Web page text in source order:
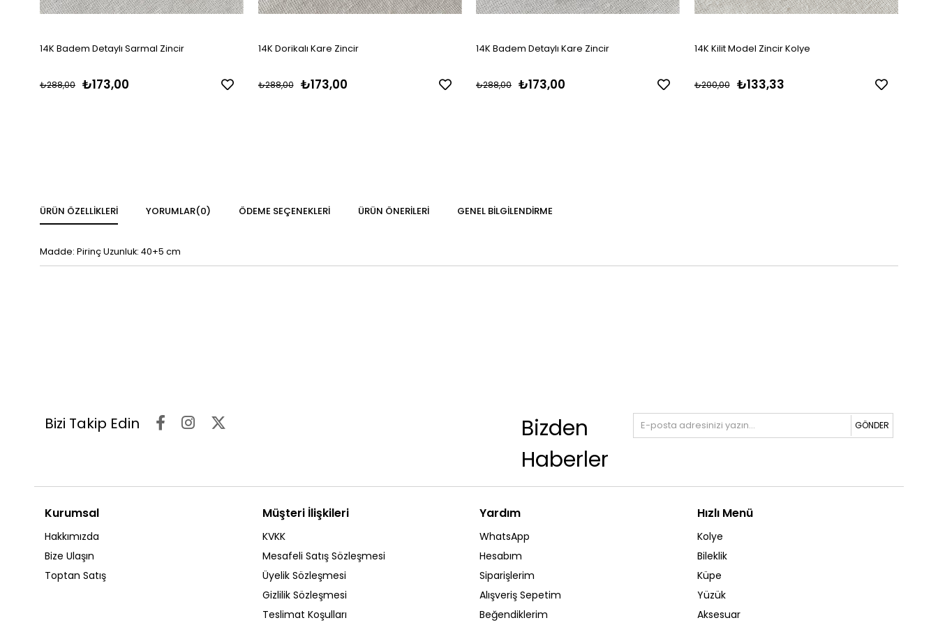
14K Badem Detaylı Sarmal Zincir
₺173,00
₺288,00
14K Dorikalı Kare Zincir
₺173,00
₺288,00
14K Badem Detaylı Kare Zincir
₺173,00
₺288,00
14K Kilit Model Zincir Kolye
₺133,33
₺200,00
ÜRÜN ÖZELLIKLERI YORUMLAR(0) ÖDEME SEÇENEKLERI ÜRÜN ÖNERILERI GENEL BILGILENDIRME
Madde: Pirinç Uzunluk: 40+5 cm
Bizi Takip Edin
Bizden
Haberler
GÖNDER
Kurumsal
Hakkımızda
Bize Ulaşın
Toptan Satış
Müşteri İlişkileri
KVKK
Mesafeli Satış Sözleşmesi
Üyelik Sözleşmesi
Gizlilik Sözleşmesi
Teslimat Koşulları
Yardım
WhatsApp
Hesabım
Siparişlerim
Alışveriş Sepetim
Beğendiklerim
Hızlı Menü
Kolye
Bileklik
Küpe
Yüzük
Aksesuar